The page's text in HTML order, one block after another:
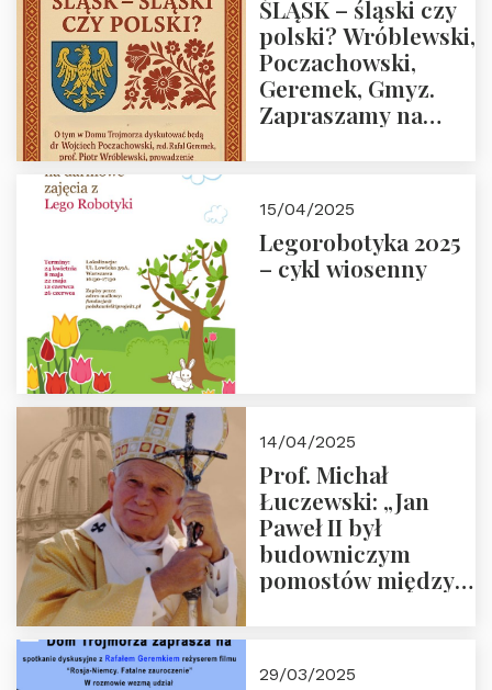
ŚLĄSK – śląski czy
polski? Wróblewski,
Poczachowski,
Geremek, Gmyz.
Zapraszamy na
Trójmorza.
15/04/2025
Legorobotyka 2025
– cykl wiosenny
14/04/2025
Prof. Michał
Łuczewski: „Jan
Paweł II był
budowniczym
pomostów między
29/03/2025